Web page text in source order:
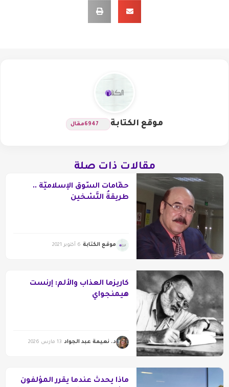
موقع الكتابة 6947مقال
مقالات ذات صلة
حمَّامات السُّوق الإسلاميَّة ..
طريقةُ التَّسْخين
موقع الكتابة 6 أكتوبر 2021
كاريزما العذاب والألم: إرنست
هيمنجواي
د. نعيمة عبد الجواد 13 مارس 2026
ماذا يحدث عندما يقرر المؤلفون